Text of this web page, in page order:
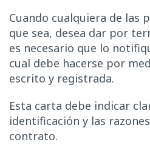
Cuando cualquiera de las
que sea, desea dar por
es necesario que lo
cual debe hacerse por
escrito y registrada.
Esta carta debe indicar
identificación y las
contrato.